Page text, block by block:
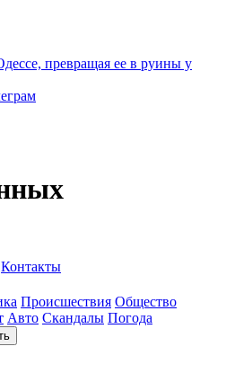
превращая ее в руины у
Контакты
Происшествия Общество
Авто Скандалы Погода